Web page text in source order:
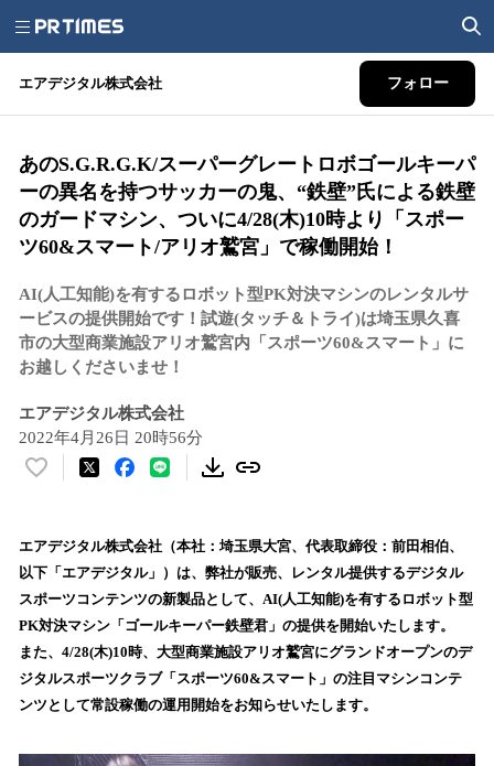
エアデジタル株式会社 フォロー
あのS.G.R.G.K/スーパーグレートロボゴールキーパ
ーの異名を持つサッカーの鬼、“鉄壁”氏による鉄壁
のガードマシン、ついに4/28(木)10時より「スポー
ツ60&スマート/アリオ鷲宮」で稼働開始！
AI(人工知能)を有するロボット型PK対決マシンのレンタルサ
ービスの提供開始です！試遊(タッチ＆トライ)は埼玉県久喜
市の大型商業施設アリオ鷲宮内「スポーツ60&スマート」に
お越しくださいませ！
エアデジタル株式会社
2022年4月26日 20時56分
い
！
数
を
読
込
み
中
す
エアデジタル株式会社（本社：埼玉県大宮、代表取締役：前田相伯、
以下「エアデジタル」）は、弊社が販売、レンタル提供するデジタル
スポーツコンテンツの新製品として、AI(人工知能)を有するロボット型
PK対決マシン「ゴールキーパー鉄壁君」の提供を開始いたします。
また、4/28(木)10時、大型商業施設アリオ鷲宮にグランドオープンのデ
ジタルスポーツクラブ「スポーツ60&スマート」の注目マシンコンテ
ンツとして常設稼働の運用開始をお知らせいたします。